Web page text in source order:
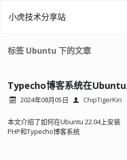
小虎技术分享站
标签 Ubuntu 下的文章
Typecho博客系统在Ubuntu
2024年08月05日 ChipTigerKin
本文介绍了如何在Ubuntu 22.04上安装
PHP和Typecho博客系统